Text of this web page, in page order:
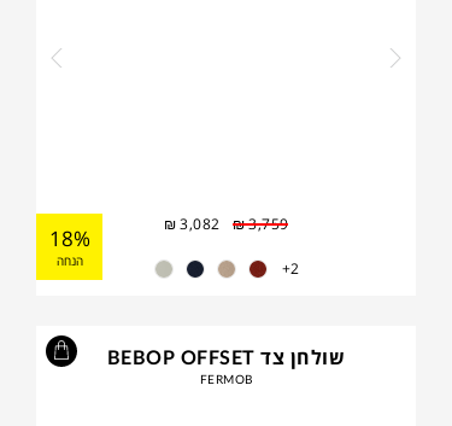
₪3,759
₪3,082
18%
הנחה 2+
שולחן צד BEBOP OFFSET
FERMOB